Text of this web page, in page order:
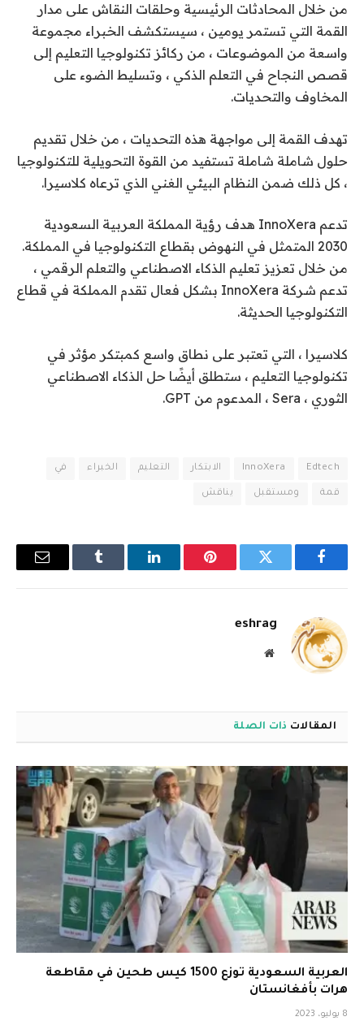
من خلال المحادثات الرئيسية وحلقات النقاش على مدار
القمة التي تستمر يومين ، سيستكشف الخبراء مجموعة
واسعة من الموضوعات ، من ركائز تكنولوجيا التعليم إلى
قصص النجاح في التعلم الذكي ، وتسليط الضوء على
المخاوف والتحديات.
تهدف القمة إلى مواجهة هذه التحديات ، من خلال تقديم
حلول شاملة شاملة تستفيد من القوة التحويلية للتكنولوجيا
، كل ذلك ضمن النظام البيئي الغني الذي ترعاه كلاسيرا.
تدعم InnoXera هدف رؤية المملكة العربية السعودية
2030 المتمثل في النهوض بقطاع التكنولوجيا في المملكة.
من خلال تعزيز تعليم الذكاء الاصطناعي والتعلم الرقمي ،
تدعم شركة InnoXera بشكل فعال تقدم المملكة في قطاع
التكنولوجيا الحديثة.
كلاسيرا ، التي تعتبر على نطاق واسع كمبتكر مؤثر في
تكنولوجيا التعليم ، ستطلق أيضًا حل الذكاء الاصطناعي
الثوري ، Sera ، المدعوم من GPT.
Edtech
InnoXera الابتكار التعليم الخبراء في
قمة ومستقبل يناقش
فيسبوك تويتر بينتيريستلينكدإن Tumblr
البريد
eshrag
موقع
المقالات ذات الصلة
العربية السعودية توزع 1500 كيس طحين في مقاطعة
هرات بأفغانستان
8 يوليو، 2023